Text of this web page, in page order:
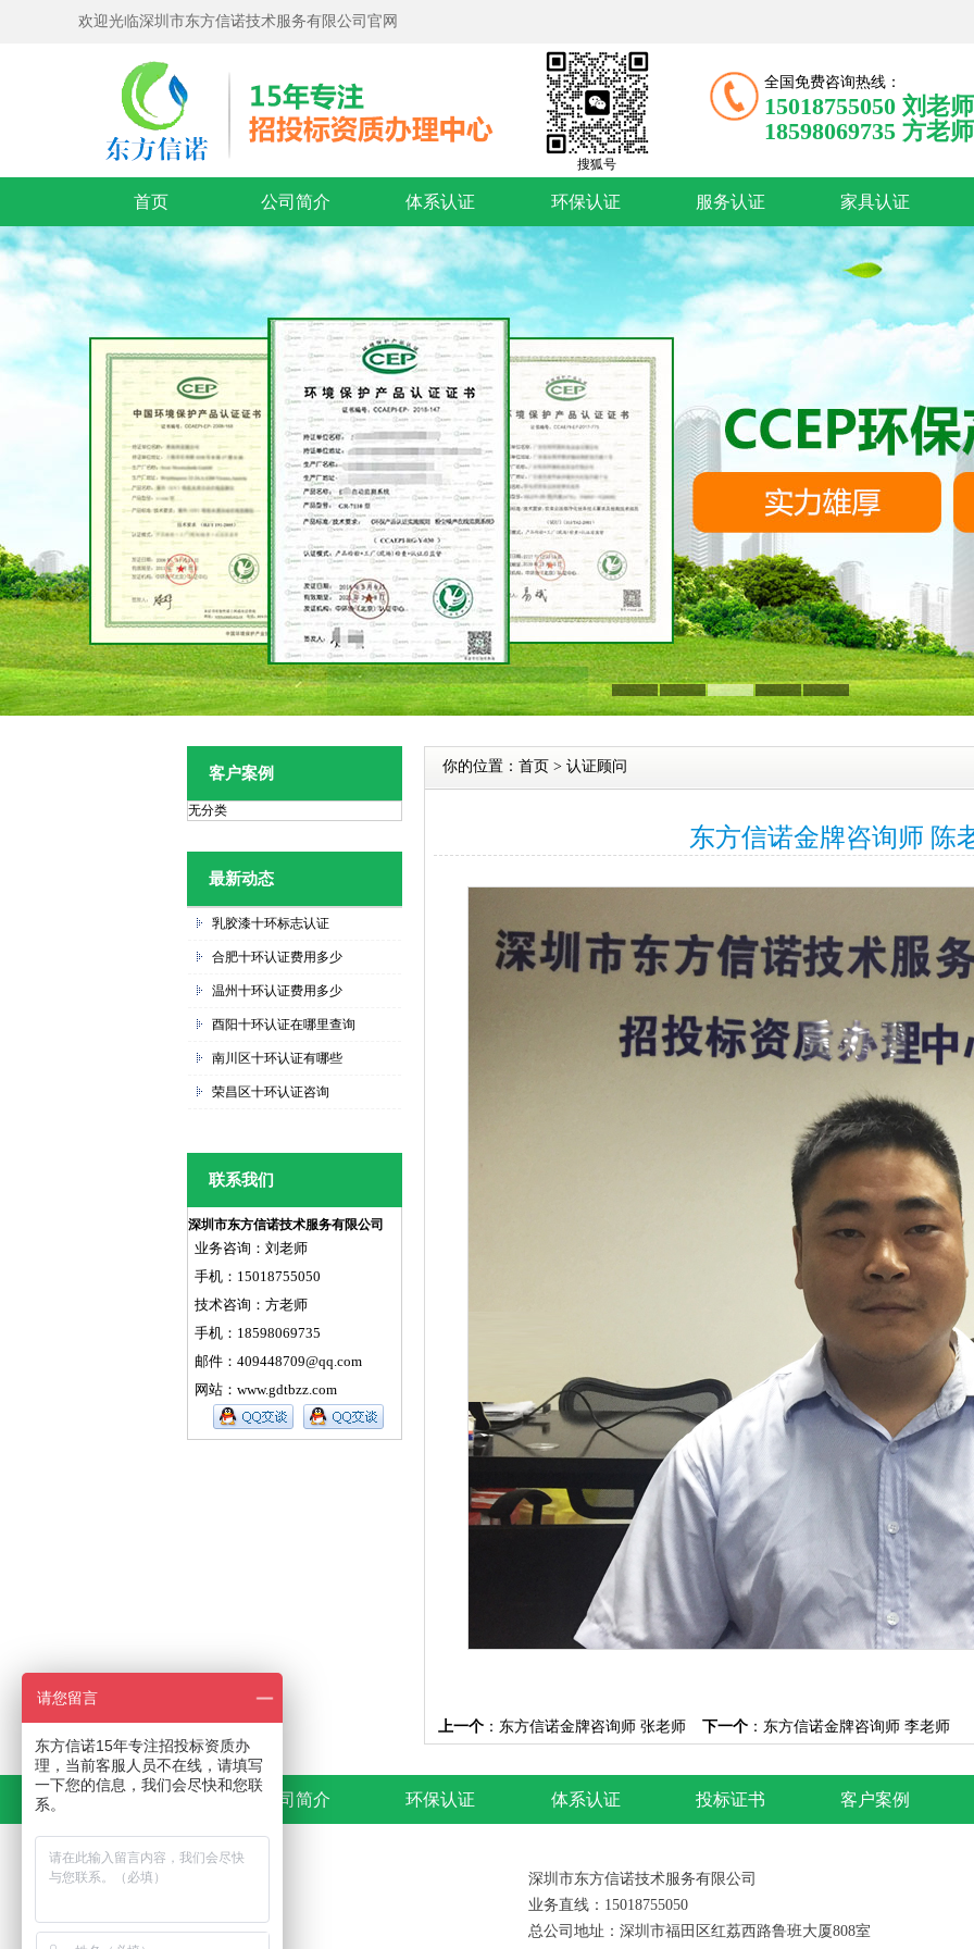
欢迎光临深圳市东方信诺技术服务有限公司官网
搜狐号
全国免费咨询热线：
15018755050 刘老师
18598069735 方老师
首页 公司简介 体系认证 环保认证 服务认证 家具认证
客户案例
无分类
最新动态
乳胶漆十环标志认证
合肥十环认证费用多少
温州十环认证费用多少
酉阳十环认证在哪里查询
南川区十环认证有哪些
荣昌区十环认证咨询
联系我们
深圳市东方信诺技术服务有限公司
业务咨询：刘老师
手机：15018755050
技术咨询：方老师
手机：18598069735
邮件：409448709@qq.com
网站： www.gdtbzz.com
你的位置： 首页 > 认证顾问
东方信诺金牌咨询师 陈
上一个 ： 东方信诺金牌咨询师 张老师 下一个 ： 东方信诺金牌咨询师 李老师
公司简介 环保认证 体系认证 投标证书 客户案例
深圳市东方信诺技术服务有限公司
业务直线：15018755050
总公司地址：深圳市福田区红荔西路鲁班大厦808室
请您留言
东方信诺15年专注招投标资质办
理，当前客服人员不在线，请填写
一下您的信息，我们会尽快和您联
系。